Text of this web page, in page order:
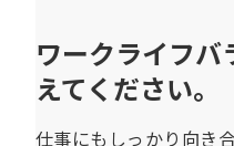
ワークライフバ
えてください。
仕事にもしっかり向き